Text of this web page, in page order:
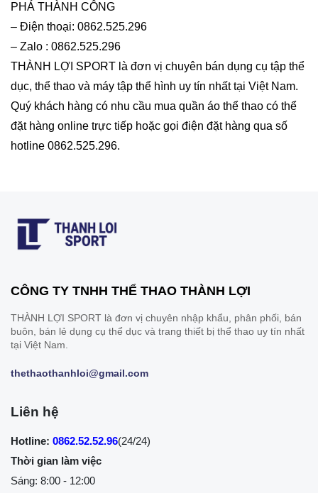
PHÁ THÀNH CÔNG
– Điện thoại: 0862.525.296
– Zalo : 0862.525.296
THÀNH LỢI SPORT là đơn vị chuyên bán dụng cụ tập thể
dục, thể thao và máy tập thể hình uy tín nhất tại Việt Nam.
Quý khách hàng có nhu cầu mua quần áo thể thao có thể
đặt hàng online trực tiếp hoặc gọi điện đặt hàng qua số
hotline 0862.525.296.
CÔNG TY TNHH THỂ THAO THÀNH LỢI
THÀNH LỢI SPORT là đơn vị chuyên nhập khẩu, phân phối, bán
buôn, bán lẻ dụng cụ thể dục và trang thiết bị thể thao uy tín nhất
tại Việt Nam.
thethaothanhloi@gmail.com
Liên hệ
Hotline: 0862.52.52.96(24/24)
Thời gian làm việc
Sáng: 8:00 - 12:00